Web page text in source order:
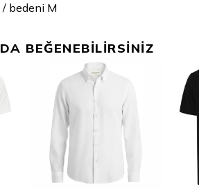
bedeni M
BEĞENEBİLİRSİNİZ